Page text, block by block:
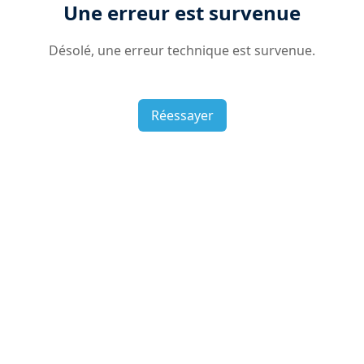
Une erreur est survenue
Désolé, une erreur technique est survenue.
Réessayer